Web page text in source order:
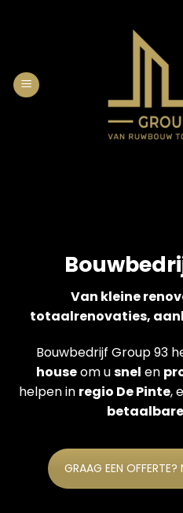
Van kleine
totaalrenovaties,
Bouwbedrijf Group 93
houseom usnel en
helpen in regio De Pinte,
GRAAG EEN